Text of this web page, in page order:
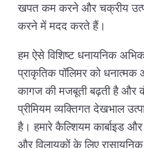
खपत कम करने और चक्रीय
करने में मदद करते हैं।
हम ऐसे विशिष्ट धनायनिक
प्राकृतिक पॉलिमर को
कागज की मजबूती बढ़ती है
प्रीमियम व्यक्तिगत देखभाल
है। हमारे कैल्शियम कार्बाइड और
और विलायकों के लिए